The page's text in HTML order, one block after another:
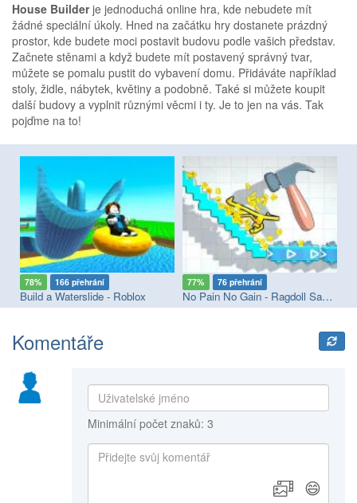
House Builderje jednoduchá online hra, kde nebudete mít
žádné speciální úkoly. Hned na začátku hry dostanete prázdný
prostor, kde budete moci postavit budovu podle vašich představ.
Začnete stěnami a když budete mít postavený správný tvar,
můžete se pomalu pustit do vybavení domu. Přidáváte například
stoly, židle, nábytek, květiny a podobně. Také si můžete koupit
další budovy a vyplnit různými věcmi i ty. Je to jen na vás. Tak
pojďme na to!
78% 166 přehrání
Build a Waterslide - Roblox
77% 76 přehrání
No Pain No Gain - Ragdoll Sandbox
Komentáře
Minimální počet znaků: 3
😄